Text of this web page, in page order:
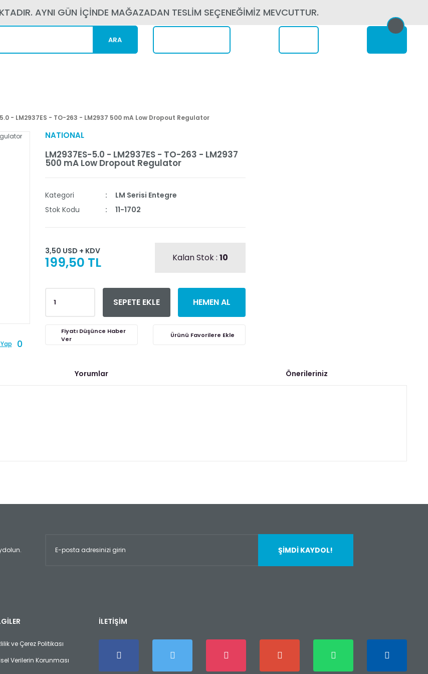
AYNI GÜN İÇİNDE MAĞAZADAN TESLİM SEÇENEĞİMİZ MEVCUTTUR.
ARA
- LM2937ES - TO-263 - LM2937 500 mA Low Dropout Regulator
0
NATIONAL
LM2937ES-5.0 - LM2937ES - TO-263 - LM2937
500 mA Low Dropout Regulator
Kategori
LM Serisi Entegre
Stok Kodu
11-1702
3,50 USD + KDV
199,50 TL Kalan Stok : 10
SEPETE EKLE HEMEN AL
Fiyatı Düşünce Haber
Ver
Yorumlar Önerileriniz
Yorum Yaz
ŞİMDİ KAYDOL!
ve Çerez Politikası
Verilerin Korunması
İLETİŞİM